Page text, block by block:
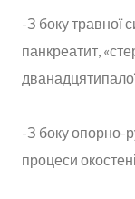
-З боку травної
панкреатит,
-З боку опорно-
процеси